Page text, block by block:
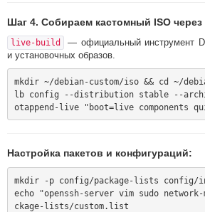
Шаг 4. Собираем кастомный ISO через
live-build
— официальный инструмент
и установочных образов.
mkdir ~/debian-custom/iso && cd ~/
lb config --distribution stable --
Настройка пакетов и конфигураций:
mkdir -p config/package-lists config/
echo "openssh-server vim sudo
ckage-lists/custom.list